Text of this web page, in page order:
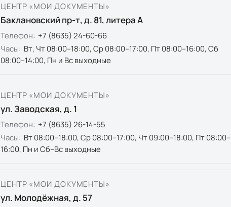
ЦЕНТР «МОИ ДОКУМЕНТЫ»
Баклановский пр-т, д. 81, литера А
Телефон: +7 (8635) 24-60-66
Часы: Вт, Чт 08:00–18:00, Ср 08:00–17:00, Пт 08:00–16:00, Сб
08:00–14:00, Пн и Вс выходные
ЦЕНТР «МОИ ДОКУМЕНТЫ»
ул. Заводская, д. 1
Телефон: +7 (8635) 26-14-55
Часы: Вт 08:00–18:00, Ср 08:00–17:00, Чт 09:00–18:00, Пт 08:00–
16:00, Пн и Сб–Вс выходные
ЦЕНТР «МОИ ДОКУМЕНТЫ»
ул. Молодёжная, д. 57